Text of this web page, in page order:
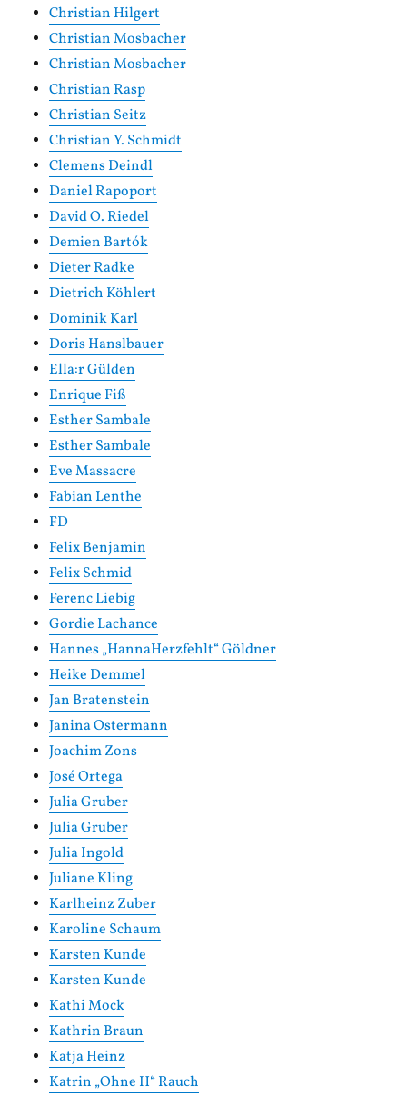
Christian Hilgert
Christian Mosbacher
Christian Mosbacher
Christian Rasp
Christian Seitz
Christian Y. Schmidt
Clemens Deindl
Daniel Rapoport
David O. Riedel
Demien Bartók
Dieter Radke
Dietrich Köhlert
Dominik Karl
Doris Hanslbauer
Ella:r Gülden
Enrique Fiß
Esther Sambale
Esther Sambale
Eve Massacre
Fabian Lenthe
FD
Felix Benjamin
Felix Schmid
Ferenc Liebig
Gordie Lachance
Hannes „HannaHerzfehlt“ Göldner
Heike Demmel
Jan Bratenstein
Janina Ostermann
Joachim Zons
José Ortega
Julia Gruber
Julia Gruber
Julia Ingold
Juliane Kling
Karlheinz Zuber
Karoline Schaum
Karsten Kunde
Karsten Kunde
Kathi Mock
Kathrin Braun
Katja Heinz
Katrin „Ohne H“ Rauch